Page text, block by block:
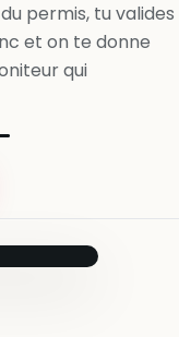
permis, tu valides
et on te donne
qui